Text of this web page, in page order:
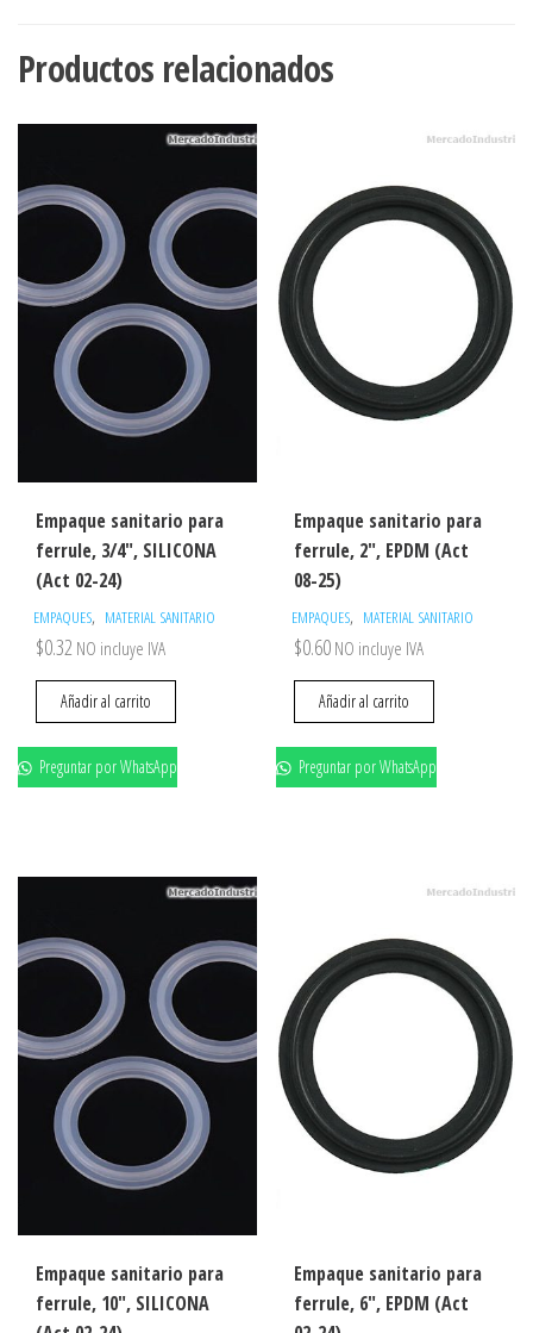
Productos relacionados
Empaque sanitario para
ferrule, 3/4″, SILICONA
(Act 02-24)
EMPAQUES, MATERIAL SANITARIO
$0.32 NO incluye IVA
Añadir al carrito
Preguntar por WhatsApp
Empaque sanitario para
ferrule, 2″, EPDM (Act
08-25)
EMPAQUES, MATERIAL SANITARIO
$0.60 NO incluye IVA
Añadir al carrito
Preguntar por WhatsApp
Empaque sanitario para
ferrule, 10″, SILICONA
Empaque sanitario para
ferrule, 6″, EPDM (Act